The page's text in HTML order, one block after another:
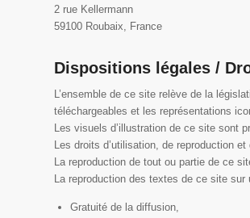
2 rue Kellermann
59100 Roubaix, France
Dispositions légales /
L’ensemble de ce site relève de la
téléchargeables et les représentations
Les visuels d’illustration de ce site sont
Les droits d’utilisation, de reproduction
La reproduction de tout ou partie de ce
La reproduction des textes de ce site
Gratuité de la diffusion,